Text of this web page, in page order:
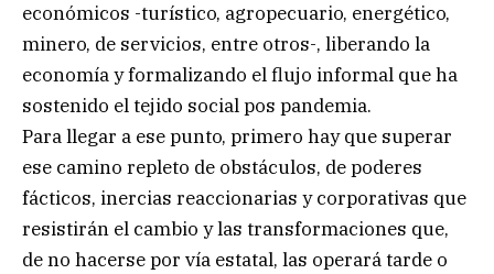
económicos -turístico, agropecuario, energético,
minero, de servicios, entre otros-, liberando la
economía y formalizando el flujo informal que ha
sostenido el tejido social pos pandemia.
Para llegar a ese punto, primero hay que superar
ese camino repleto de obstáculos, de poderes
fácticos, inercias reaccionarias y corporativas que
resistirán el cambio y las transformaciones que,
de no hacerse por vía estatal, las operará tarde o